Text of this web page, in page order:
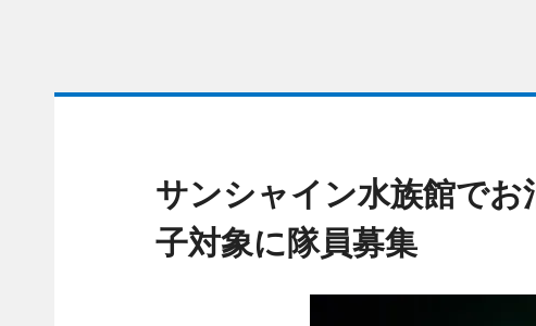
サンシャイン水族館でお
子対象に隊員募集